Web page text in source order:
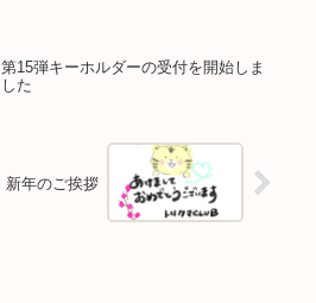
第15弾キーホルダーの受付を開始しま
した
新年のご挨拶